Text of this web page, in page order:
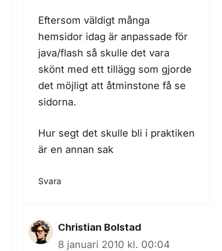
Eftersom väldigt många
hemsidor idag är anpassade för
java/flash så skulle det vara
skönt med ett tillägg som gjorde
det möjligt att åtminstone få se
sidorna.
Hur segt det skulle bli i praktiken
är en annan sak
Svara
Christian Bolstad
8 januari 2010 kl. 00:04